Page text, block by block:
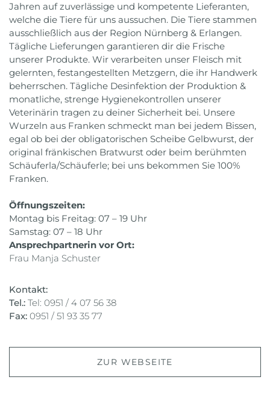
Jahren auf zuverlässige und kompetente Lieferanten,
welche die Tiere für uns aussuchen. Die Tiere stammen
ausschließlich aus der Region Nürnberg & Erlangen.
Tägliche Lieferungen garantieren dir die Frische
unserer Produkte. Wir verarbeiten unser Fleisch mit
gelernten, festangestellten Metzgern, die ihr Handwerk
beherrschen. Tägliche Desinfektion der Produktion &
monatliche, strenge Hygienekontrollen unserer
Veterinärin tragen zu deiner Sicherheit bei. Unsere
Wurzeln aus Franken schmeckt man bei jedem Bissen,
egal ob bei der obligatorischen Scheibe Gelbwurst, der
original fränkischen Bratwurst oder beim berühmten
Schäuferla/Schäuferle; bei uns bekommen Sie 100%
Franken.
Öffnungszeiten:
Montag bis Freitag: 07 – 19 Uhr
Samstag: 07 – 18 Uhr
Ansprechpartnerin vor Ort:
Frau Manja Schuster
Kontakt:
Tel.: Tel: 0951 / 4 07 56 38
Fax: 0951 / 51 93 35 77
ZUR WEBSEITE